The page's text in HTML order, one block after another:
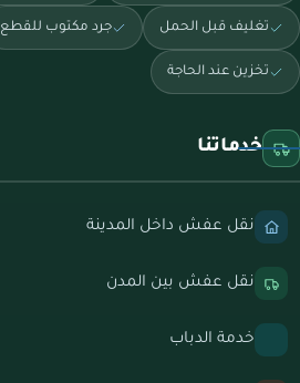
تغليف قبل الحمل جرد مكتوب للقطع
تخزين عند الحاجة
خدماتنا
نقل عفش داخل المدينة
نقل عفش بين المدن
خدمة الدباب